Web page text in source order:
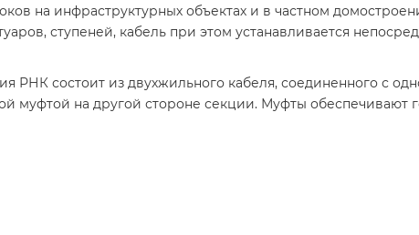
на инфраструктурных объектах и в частном
ступеней, кабель при этом устанавливается
РНК состоит из двухжильного кабеля, соединенного с
на другой стороне секции. Муфты обеспечивают